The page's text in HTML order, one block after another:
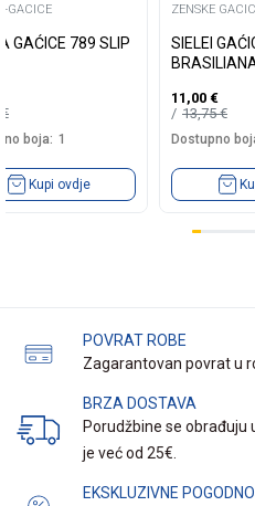
GACICE
GAĆICE 789 SLIP
€
boja: 1
Kupi ovdje
ZENSKE
SIELEI
11,00 €
13,75€
Dostupno
POVRAT ROBE
Zagarantovan povrat u
BRZA DOSTAVA
Porudžbine se obrađuju
je već od 25€.
EKSKLUZIVNE